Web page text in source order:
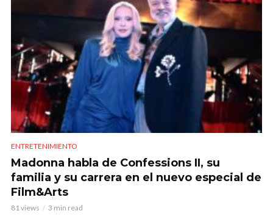
ENTRETENIMIENTO
Madonna habla de Confessions II, su
familia y su carrera en el nuevo especial de
Film&Arts
81 views 3 min read